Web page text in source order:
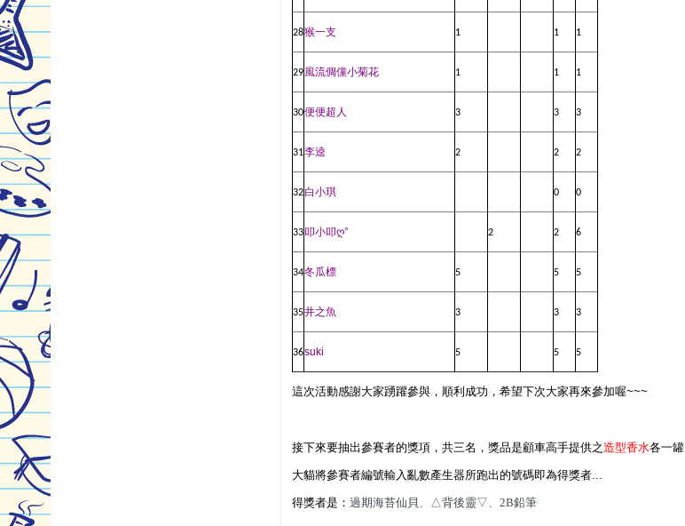
28猴一支 1 1 1
29風流倜儻小菊花 1 1 1
30便便超人 3 3 3
31李逵 2 2 2
32白小琪 0 0
33叩小叩ღ° 2 2 6
34冬瓜標 5 5 5
35井之魚 3 3 3
36suki 5 5 5
這次活動感謝大家踴躍參與，順利成功，希望下次大家再來參加喔~~~
接下來要抽出參賽者的獎項，共三名，獎品是顧車高手提供之造型香水各一罐
大貓將參賽者編號輸入亂數產生器所跑出的號碼即為得獎者...
得獎者是： 過期海苔仙貝 、 △背後靈▽ 、 2B鉛筆